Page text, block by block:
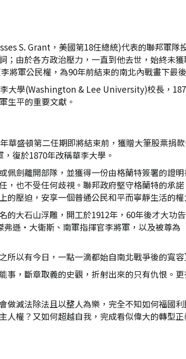
S. Grant，美國第18任總統)代表的聯邦軍隊
由於各方政治壓力，一直到他去世，始終未
將軍公民權，為90年前結束的南北內戰畫下最
大學(Washington & Lee University)校長，
生平的重要文獻。
華盛頓第二任期即將結束前，獲贈大筆股票捐
復於1870年改稱華李大學。
劍離開部隊，並獲得一份由格蘭特簽署的證
也不受任何歧視。聯邦政府堅守格蘭特的承
壓迫，安享一個普通公民和平而寧靜生活的
大石山浮雕，開工於1912年，60年後才大功
遜‧大衛斯、南軍指揮官李將軍，以及被尊為
以有今日，一點一滴都始自南北戰爭後的寬容
，斷章取義的史觀，折射出來的只有仇恨。
減法除法且以整人為樂，完全不知如何福國
權？又如何超越自我，完成看似偉大的轉型正